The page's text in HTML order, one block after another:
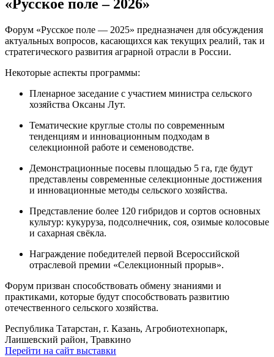
«Русское поле – 2026»
Форум «Русское поле — 2025» предназначен для обсуждения
актуальных вопросов, касающихся как текущих реалий, так и
стратегического развития аграрной отрасли в России.
Некоторые аспекты программы:
Пленарное заседание с участием министра сельского
хозяйства Оксаны Лут.
Тематические круглые столы по современным
тенденциям и инновационным подходам в
селекционной работе и семеноводстве.
Демонстрационные посевы площадью 5 га, где будут
представлены современные селекционные достижения
и инновационные методы сельского хозяйства.
Представление более 120 гибридов и сортов основных
культур: кукуруза, подсолнечник, соя, озимые колосовые
и сахарная свёкла.
Награждение победителей первой Всероссийской
отраслевой премии «Селекционный прорыв».
Форум призван способствовать обмену знаниями и
практиками, которые будут способствовать развитию
отечественного сельского хозяйства.
Республика Татарстан, г. Казань, Агробиотехнопарк,
Лаишевский район, Травкино
Перейти на сайт выставки